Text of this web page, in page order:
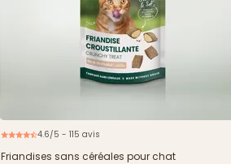
4.6/5 - 115 avis
Friandises sans céréales pour chat